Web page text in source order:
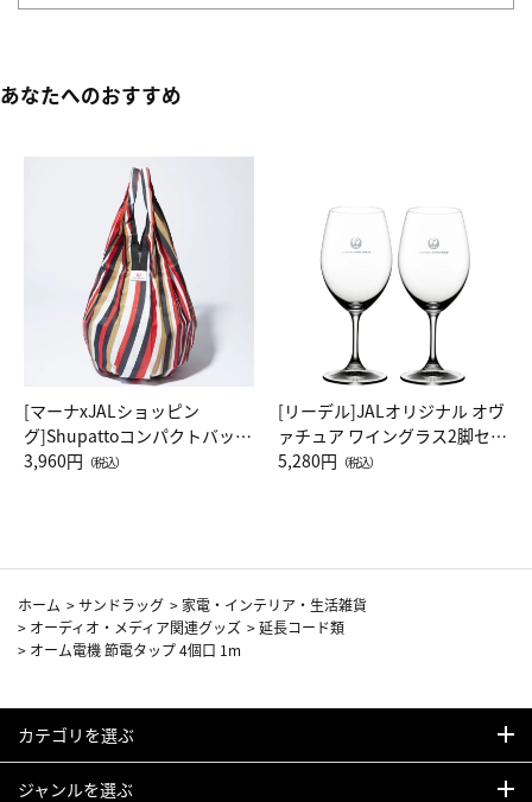
あなたへのおすすめ
[マーナxJALショッピン
グ]Shupattoコンパクトバッグ
Drop JAL客室乗務員（LC）ス
3,960円 （税込）
[リーデル]JALオリジナル オヴ
ァチュア ワイングラス2脚セッ
ト（レッドワイン）
5,280円 （税込）
ホーム >サンドラッグ > 家電・インテリア・生活雑貨
> オーディオ・メディア関連グッズ >延長コード類
> オーム電機 節電タップ 4個口 1m
カテゴリを選ぶ
ジャンルを選ぶ